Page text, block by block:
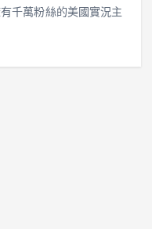
千萬粉絲的美國實況主